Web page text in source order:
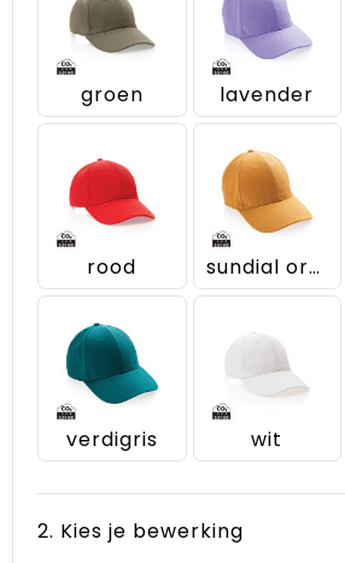
groen lavender
rood sundial oranje
verdigris wit
2. Kies je bewerking